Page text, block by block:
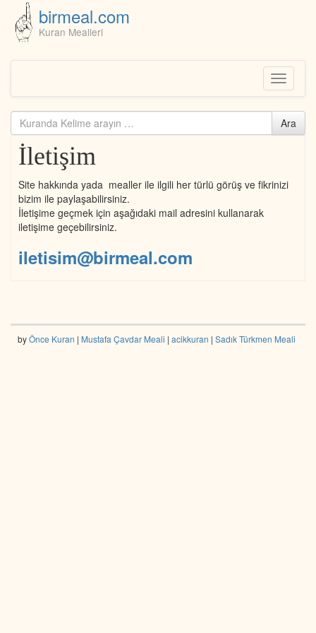
birmeal.com
Kuran Mealleri
Toggle
Kuranda
ara...
Ara
İletişim
Site hakkında yada mealler ile ilgili her türlü görüş ve fikrinizi
bizim ile paylaşabilirsiniz.
İletişime geçmek için aşağıdaki mail adresini kullanarak
iletişime geçebilirsiniz.
iletisim@birmeal.com
byÖnce Kuran | Mustafa Çavdar Meali | acikkuran | Sadık Türkmen Meali